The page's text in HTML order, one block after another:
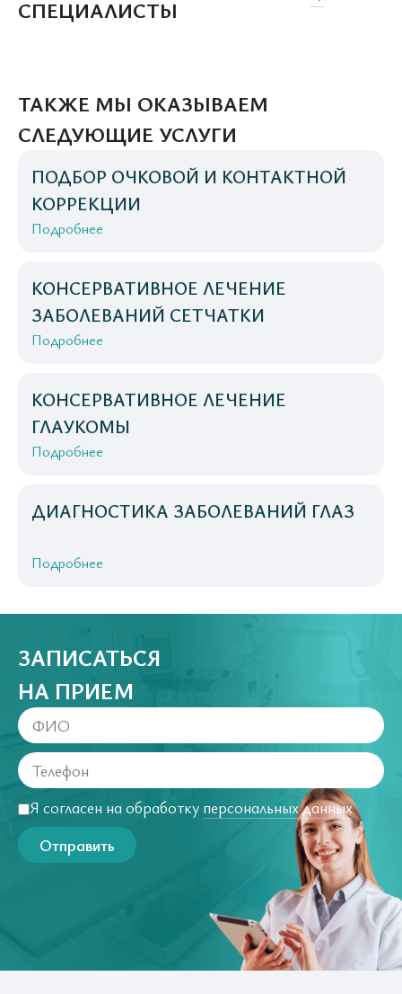
СПЕЦИАЛИСТЫ
ТАКЖЕ МЫ ОКАЗЫВАЕМ
СЛЕДУЮЩИЕ УСЛУГИ
ПОДБОР ОЧКОВОЙ И КОНТАКТНОЙ
КОРРЕКЦИИ
Подробнее
КОНСЕРВАТИВНОЕ ЛЕЧЕНИЕ
ЗАБОЛЕВАНИЙ СЕТЧАТКИ
Подробнее
КОНСЕРВАТИВНОЕ ЛЕЧЕНИЕ
ГЛАУКОМЫ
Подробнее
ДИАГНОСТИКА ЗАБОЛЕВАНИЙ ГЛАЗ
Подробнее
ЗАПИСАТЬСЯ
НА ПРИЕМ
Я согласен на обработку персональных данных
Отправить